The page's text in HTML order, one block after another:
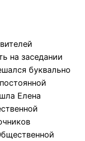
на заседании
буквально
Елена